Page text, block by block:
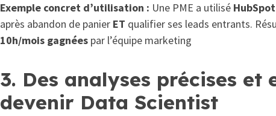
Exemple concret d’utilisation : Une PME a utilisé HubSpot
après abandon de panier ET qualifier ses leads entrants.
10h/mois gagnées par l’équipe marketing
3. Des analyses précises et
devenir Data Scientist